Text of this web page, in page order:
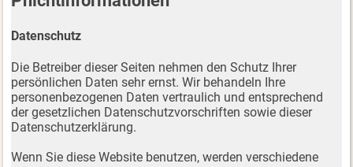
Datenschutz
Die Betreiber dieser Seiten nehmen den Schutz Ihrer
persönlichen Daten sehr ernst. Wir behandeln Ihre
personenbezogenen Daten vertraulich und entsprechend
der gesetzlichen Datenschutzvorschriften sowie dieser
Datenschutzerklärung.
Wenn Sie diese Website benutzen, werden verschiedene